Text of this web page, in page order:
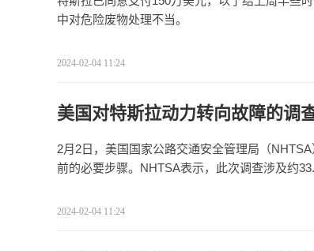
中对危险废物处理不当。
2024-02-04 11:24
美国对特斯拉动力转向故障的调
2月2日，美国国家公路交通安全管理局（
前的必要步骤。NHTSA表示，此次调查涉及约33.
2024-02-04 11:24